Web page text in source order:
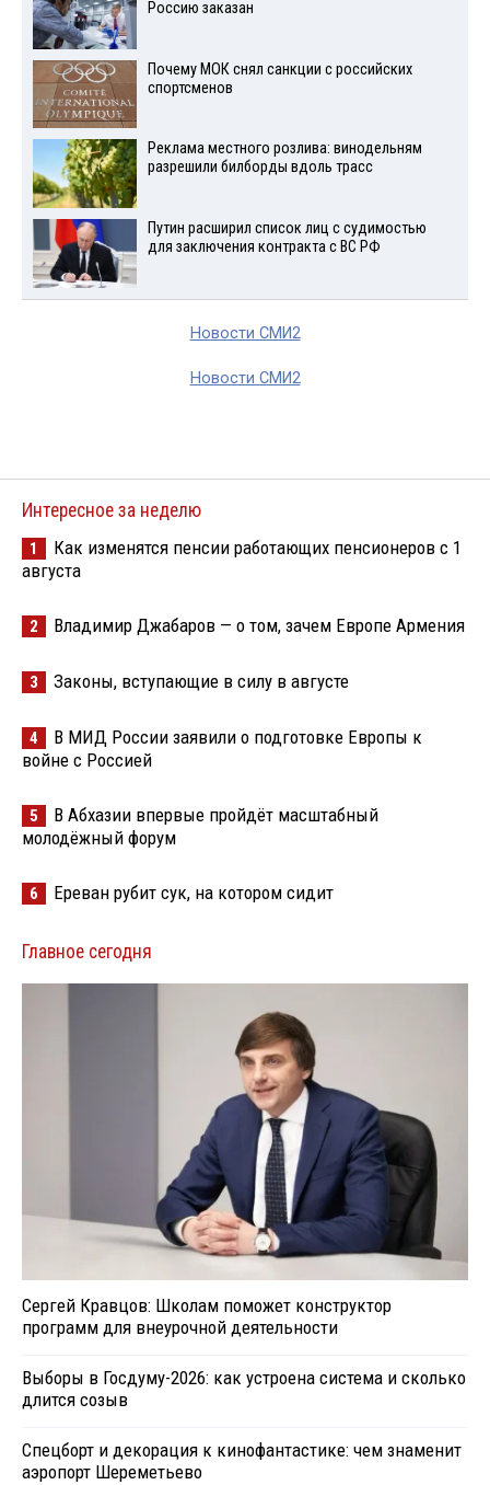
Россию заказан
Почему МОК снял санкции с российских
спортсменов
Реклама местного розлива: винодельням
разрешили билборды вдоль трасс
Путин расширил список лиц с судимостью
для заключения контракта с ВС РФ
Новости СМИ2
Новости СМИ2
Интересное за неделю
1
Как изменятся пенсии работающих пенсионеров с 1
августа
2 Владимир Джабаров — о том, зачем Европе Армения
3 Законы, вступающие в силу в августе
4
В МИД России заявили о подготовке Европы к
войне с Россией
5
В Абхазии впервые пройдёт масштабный
молодёжный форум
6 Ереван рубит сук, на котором сидит
Главное сегодня
Сергей Кравцов: Школам поможет конструктор
программ для внеурочной деятельности
Выборы в Госдуму-2026: как устроена система и сколько
длится созыв
Спецборт и декорация к кинофантастике: чем знаменит
аэропорт Шереметьево